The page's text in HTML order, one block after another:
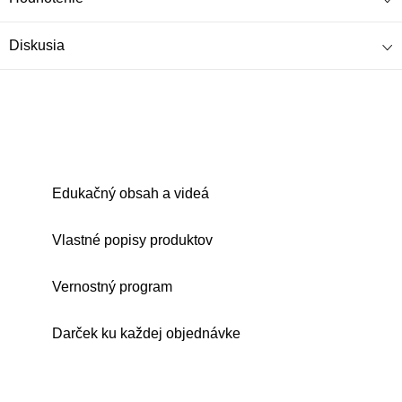
Diskusia
Edukačný obsah a videá
Vlastné popisy produktov
Vernostný program
Darček ku každej objednávke